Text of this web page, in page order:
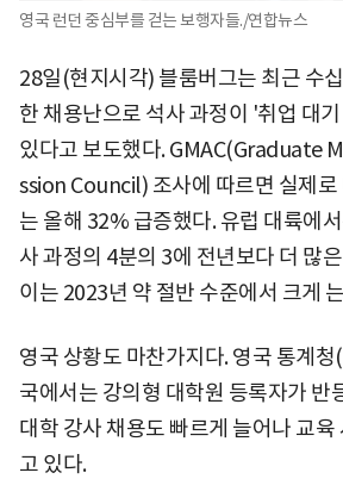
영국 런던 중심부를 걷는 보행자들./연합뉴스
28일(현지시각) 블룸버그는 최근 수
한 채용난으로 석사 과정이 '취업 대
있다고 보도했다. GMAC(Graduate
ssion Council) 조사에 따르면 실제로
는 올해 32% 급증했다. 유럽 대륙에
사 과정의 4분의 3에 전년보다 더 많
이는 2023년 약 절반 수준에서 크게
영국 상황도 마찬가지다. 영국 통계청
국에서는 강의형 대학원 등록자가 반
대학 강사 채용도 빠르게 늘어나 교
고 있다.